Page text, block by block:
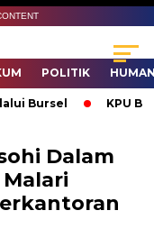
POLITIK
Bursel KPU
Dalam